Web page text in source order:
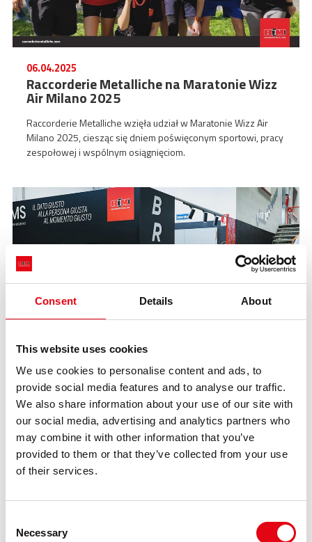
Consent Details About
This website uses cookies
We use cookies to personalise content and ads, to
provide social media features and to analyse our traffic.
We also share information about your use of our site with
our social media, advertising and analytics partners who
may combine it with other information that you’ve
provided to them or that they’ve collected from your use
of their services.
Selection
Necessary
06.04.2025
Raccorderie Metalliche na Maratonie Wizz
Air Milano 2025
Raccorderie Metalliche wzięła udział w Maratonie Wizz Air
Milano 2025, ciesząc się dniem poświęconym sportowi, pracy
zespołowej i wspólnym osiągnięciom.
27.03.2025
Nowa strefa gastronomiczna w dziale
Pressfitting
Raccorderie Metalliche ukończyło duży projekt renowacji e
optymalizacji strefy gastronomicznej dla pracowników działu
Pressfitting.